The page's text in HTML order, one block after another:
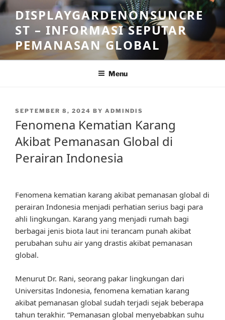
Skip
to
content
DISPLAYGARDENONSUNCRE
ST – INFORMASI SEPUTAR
PEMANASAN GLOBAL
Menu
POSTED
SEPTEMBER 8, 2024 BY ADMINDIS
Fenomena Kematian Karang
Akibat Pemanasan Global di
Perairan Indonesia
Fenomena kematian karang akibat pemanasan global di
perairan Indonesia menjadi perhatian serius bagi para
ahli lingkungan. Karang yang menjadi rumah bagi
berbagai jenis biota laut ini terancam punah akibat
perubahan suhu air yang drastis akibat pemanasan
global.
Menurut Dr. Rani, seorang pakar lingkungan dari
Universitas Indonesia, fenomena kematian karang
akibat pemanasan global sudah terjadi sejak beberapa
tahun terakhir. “Pemanasan global menyebabkan suhu